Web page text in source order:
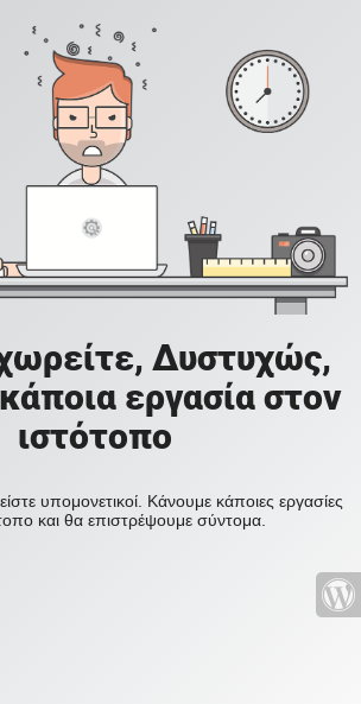
Δυστυχώς,
εργασία στον
ιστότοπο
υπομονετικοί. Κάνουμε κάποιες εργασίες
και θα επιστρέψουμε σύντομα.